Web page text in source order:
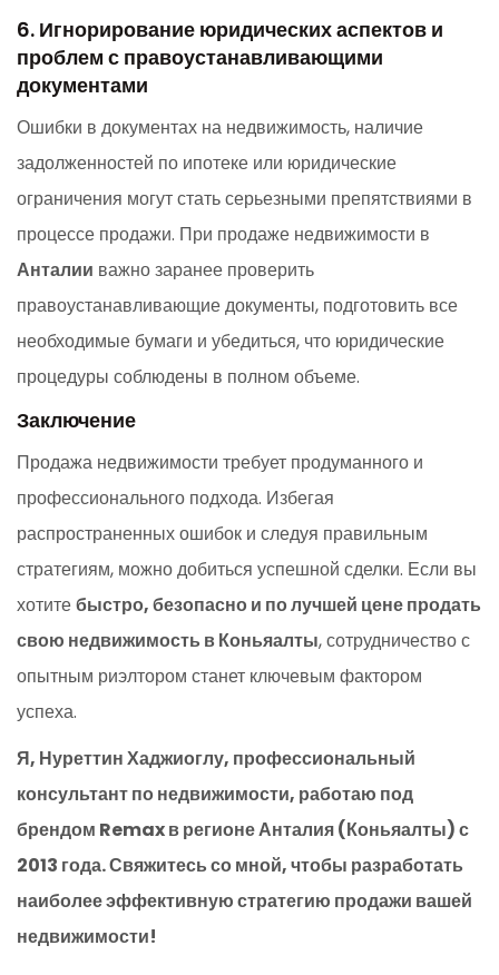
6. Игнорирование юридических аспектов и
проблем с правоустанавливающими
документами
Ошибки в документах на недвижимость, наличие
задолженностей по ипотеке или юридические
ограничения могут стать серьезными препятствиями в
процессе продажи. При продаже недвижимости в
Анталии важно заранее проверить
правоустанавливающие документы, подготовить все
необходимые бумаги и убедиться, что юридические
процедуры соблюдены в полном объеме.
Заключение
Продажа недвижимости требует продуманного и
профессионального подхода. Избегая
распространенных ошибок и следуя правильным
стратегиям, можно добиться успешной сделки. Если вы
хотитебыстро, безопасно и по лучшей цене продать
свою недвижимость в Коньяалты, сотрудничество с
опытным риэлтором станет ключевым фактором
успеха.
Я, Нуреттин Хаджиоглу, профессиональный
консультант по недвижимости, работаю под
брендом Remax в регионе Анталия (Коньяалты) с
2013 года. Свяжитесь со мной, чтобы разработать
наиболее эффективную стратегию продажи вашей
недвижимости!